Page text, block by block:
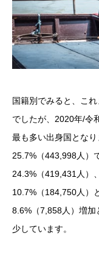
国籍別でみると、こ
でしたが、2020年/令
最も多い出身国とな
25.7%（443,998人）
24.3%（419,431人）
10.7%（184,750人）
8.6%（7,858人）増加
少しています。